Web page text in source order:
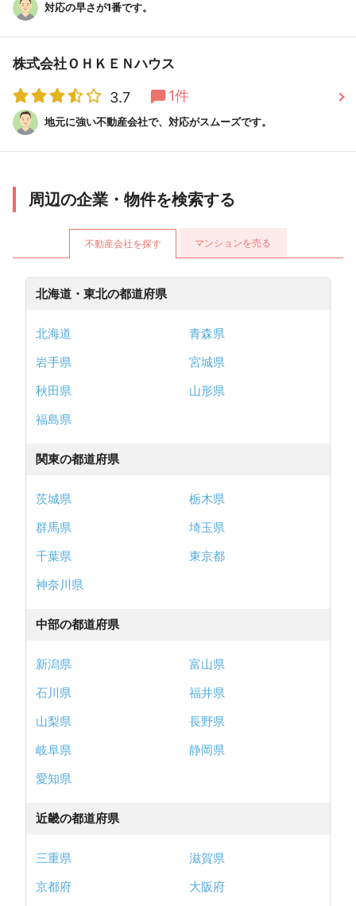
対応の早さが1番です。
株式会社ＯＨＫＥＮハウス
3.7 1件
地元に強い不動産会社で、対応がスムーズです。
周辺の企業・物件を検索する
不動産会社を探す マンションを売る
北海道・東北の都道府県
北海道
青森県
岩手県
宮城県
秋田県
山形県
福島県
関東の都道府県
茨城県
栃木県
群馬県
埼玉県
千葉県
東京都
神奈川県
中部の都道府県
新潟県
富山県
石川県
福井県
山梨県
長野県
岐阜県
静岡県
愛知県
近畿の都道府県
三重県
滋賀県
京都府
大阪府